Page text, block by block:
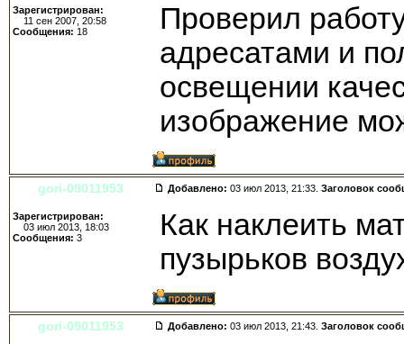
Зарегистрирован:
11 сен 2007, 20:58
Сообщения: 18
Проверил
адресатами и
освещении
изображение
gori-09011953 Добавлено: 03 июл 2013, 21:33. Заголовок
Зарегистрирован:
03 июл 2013, 18:03
Сообщения: 3
Как наклеить
пузырьков
gori-09011953 Добавлено: 03 июл 2013, 21:43. Заголовок